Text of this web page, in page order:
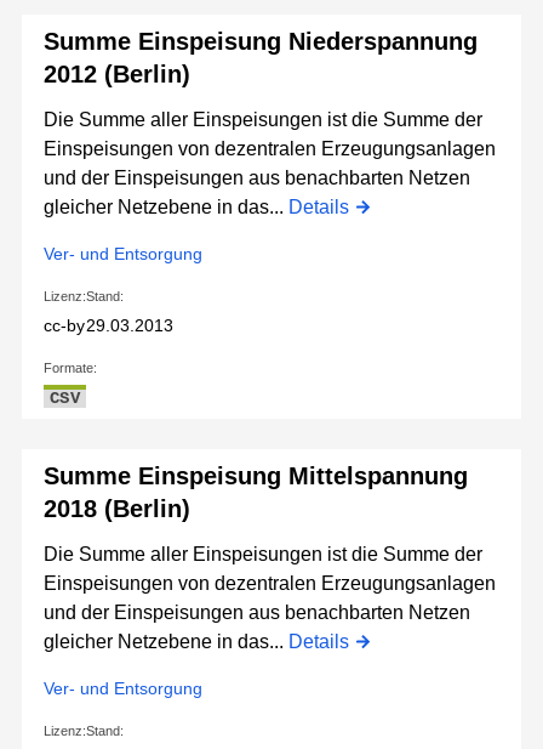
Summe Einspeisung Niederspannung
2012 (Berlin)
Die Summe aller Einspeisungen ist die Summe der
Einspeisungen von dezentralen Erzeugungsanlagen
und der Einspeisungen aus benachbarten Netzen
gleicher Netzebene in das... Details
Ver- und Entsorgung
Lizenz:
cc-by
Stand:
29.03.2013
Formate:
CSV
Summe Einspeisung Mittelspannung
2018 (Berlin)
Die Summe aller Einspeisungen ist die Summe der
Einspeisungen von dezentralen Erzeugungsanlagen
und der Einspeisungen aus benachbarten Netzen
gleicher Netzebene in das... Details
Ver- und Entsorgung
Lizenz:Stand: